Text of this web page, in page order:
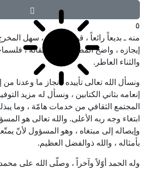
بدایة الحکمة
٥
منه ـ بديعاً رائعاً ، قويم المنهج ، سهل
إيجازه ، واضح المطالب على إتقانه ،
والثناء العاطر.
ونسأل الله تعالى تأييده لانجاز ما وعدنا من
إنعامه بثاني الكتابين ، ونسأل له مزيد
المجتمع الثقافي من خدمات هامّة ، وما
ابتغاء وجه ربه الأعلى. والله تعالى هو
وإيصاله إلى مبتغاه ، وهو المسؤول لأنّ
بأمثاله ، والله ذوالفضل العظيم.
وله الحمد أوّلاً وآخراً ، وصلّى الله على